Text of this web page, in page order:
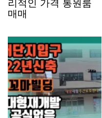
리적인 가격 통원룸
매매